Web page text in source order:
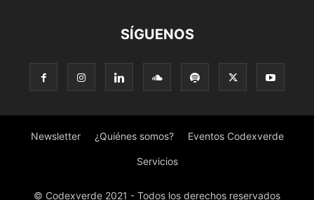
SÍGUENOS
Newsletter ¿Quiénes somos? Eventos Codexverde
Servicios
© Codexverde 2021 - Todos los derechos reservados